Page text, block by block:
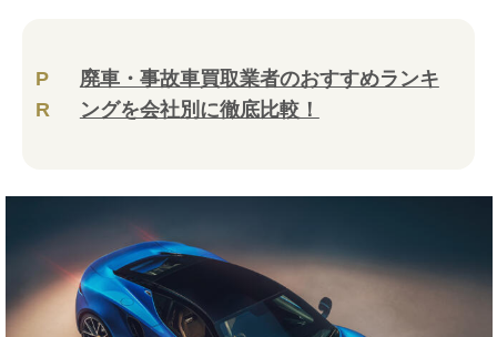
P
R
廃車・事故車買取業者のおすすめランキ
ングを会社別に徹底比較！